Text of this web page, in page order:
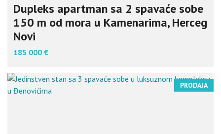
Dupleks apartman sa 2 spavaće sobe
150 m od mora u Kamenarima, Herceg
Novi
185 000 €
PRODAJA